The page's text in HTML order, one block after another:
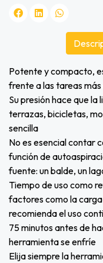
Potente y compacto,
frente a las tareas
Su presión hace que
terrazas, bicicletas,
sencilla
No es esencial contar
función de
fuente: un balde, un
Tiempo de uso como
factores como la
recomienda el uso
75 minutos antes de
herramienta se enfríe
Elija siempre la